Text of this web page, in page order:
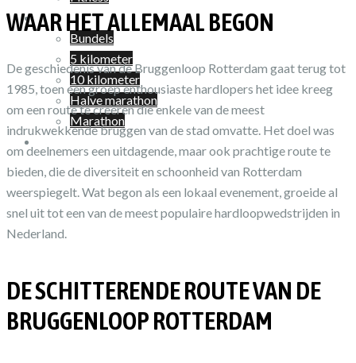
Shop
Bundels
5 kilometer
10 kilometer
Halve marathon
Marathon
WAAR HET ALLEMAAL BEGON
De geschiedenis van de Bruggenloop Rotterdam gaat terug tot
1985, toen een groep enthousiaste hardlopers het idee kreeg
om een route te creëren die enkele van de meest
indrukwekkende bruggen van de stad omvatte. Het doel was
om deelnemers een uitdagende, maar ook prachtige route te
bieden, die de diversiteit en schoonheid van Rotterdam
weerspiegelt. Wat begon als een lokaal evenement, groeide al
snel uit tot een van de meest populaire hardloopwedstrijden in
Nederland.
DE SCHITTERENDE ROUTE VAN DE
BRUGGENLOOP ROTTERDAM